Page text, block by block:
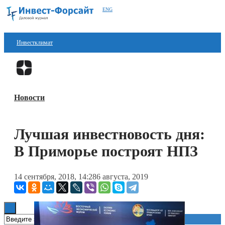
ENG
Инвестклимат
Финансы
Блокчейн
Технологии
Книги
Новости
Лучшая инвестновость дня:
В Приморье построят НПЗ
14 сентября, 2018, 14:286 августа, 2019